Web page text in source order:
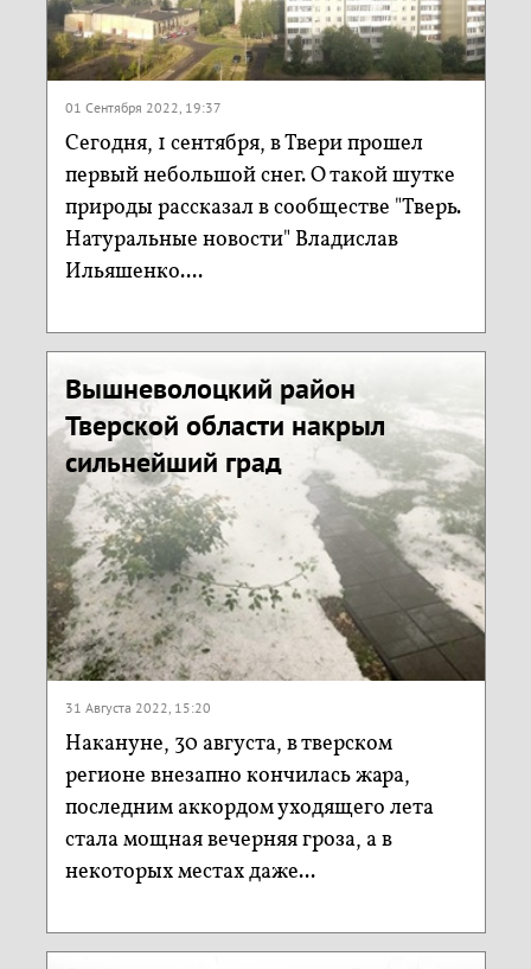
01 Сентября 2022, 19:37
Сегодня, 1 сентября, в Твери прошел
первый небольшой снег. О такой шутке
природы рассказал в сообществе "Тверь.
Натуральные новости" Владислав
Ильяшенко....
Вышневолоцкий район
Тверской области накрыл
сильнейший град
31 Августа 2022, 15:20
Накануне, 30 августа, в тверском
регионе внезапно кончилась жара,
последним аккордом уходящего лета
стала мощная вечерняя гроза, а в
некоторых местах даже...